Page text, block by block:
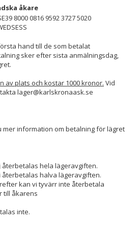
åkare
8000 0816 9592 3727 5020
hand till de som betalat
sker efter sista anmälningsdag,
av plats och kostar 1000 kronor. Vid
lager@karlskronaask.se
mer information om betalning för lägret
återbetalas hela lägeravgiften.
återbetalas halva lägeravgiften.
kan vi tyvärr inte återbetala
till åkarens
inte.